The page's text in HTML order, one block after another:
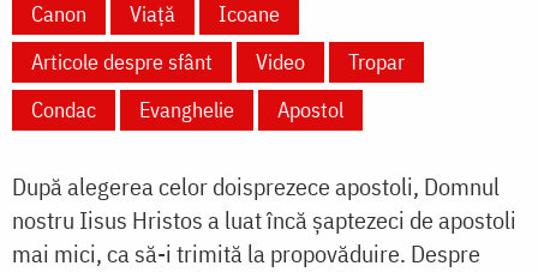
Canon Viață
Icoane
Articole despre sfânt
Video
Tropar
Condac
Evanghelie Apostol
După alegerea celor doisprezece apostoli, Domnul
nostru Iisus Hristos a luat încă șaptezeci de apostoli
mai mici, ca să-i trimită la propovăduire. Despre